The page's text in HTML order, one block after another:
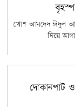
খোশ আমদেদ ঈদুল
দিয়ে
দোকানপাট